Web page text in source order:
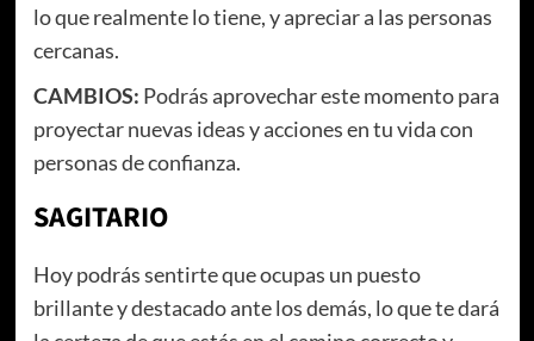
lo que realmente lo tiene, y apreciar a las personas
cercanas.
CAMBIOS: Podrás aprovechar este momento para
proyectar nuevas ideas y acciones en tu vida con
personas de confianza.
SAGITARIO
Hoy podrás sentirte que ocupas un puesto
brillante y destacado ante los demás, lo que te dará